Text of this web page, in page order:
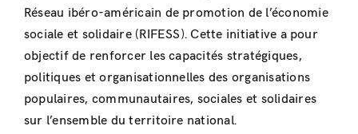
Réseau ibéro-américain de promotion de l’économie
sociale et solidaire (RIFESS). Cette initiative a pour
objectif de renforcer les capacités stratégiques,
politiques et organisationnelles des organisations
populaires, communautaires, sociales et solidaires
sur l’ensemble du territoire national.